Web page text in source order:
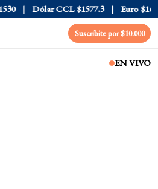
Dólar CCL $1577.3 Euro $1688.03
Suscribite por $10.000
EN VIVO